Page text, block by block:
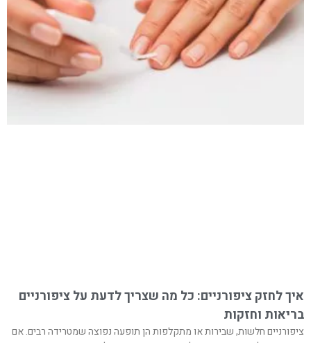
איך לחזק ציפורניים: כל מה שצריך לדעת על ציפורניים
בריאות וחזקות
ציפורניים חלשות, שבירות או מתקלפות הן תופעה נפוצה שמטרידה רבים. אם